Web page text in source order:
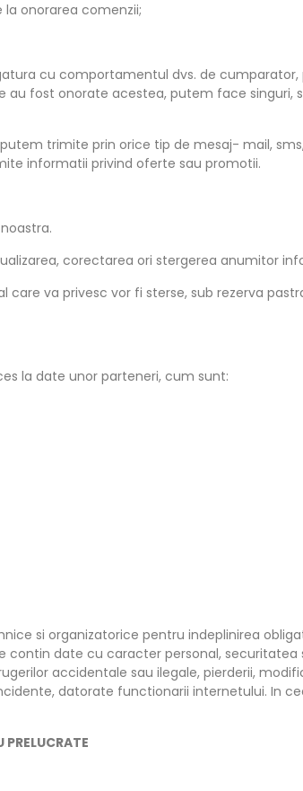
onorarea comenzii;
cu comportamentul dvs. de
fost onorate acestea, putem face singuri,
trimite prin orice tip de mesaj- mail,
informatii privind oferte sau promotii.
corectarea ori stergerea anumitor
va privesc vor fi sterse, sub rezerva
la date unor parteneri, cum sunt:
si organizatorice pentru indeplinirea
contin date cu caracter personal, securitatea
accidentale sau ilegale, pierderii,
datorate functionarii internetului. In
PRELUCRATE